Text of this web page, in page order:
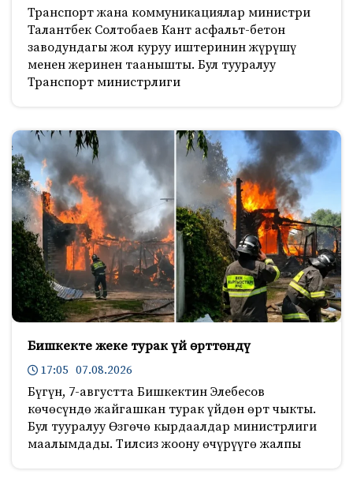
Транспорт жана коммуникациялар министри
Талантбек Солтобаев Кант асфальт-бетон
заводундагы жол куруу иштеринин жүрүшү
менен жеринен таанышты. Бул тууралуу
Транспорт министрлиги
Бишкекте жеке турак үй өрттөндү
17:05 07.08.2026
Бүгүн, 7-августта Бишкектин Элебесов
көчөсүндө жайгашкан турак үйдөн өрт чыкты.
Бул тууралуу Өзгөчө кырдаалдар министрлиги
маалымдады. Тилсиз жоону өчүрүүгө жалпы